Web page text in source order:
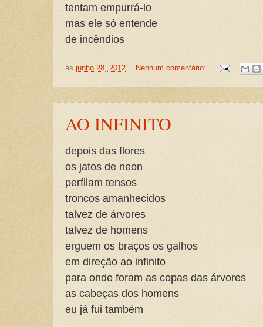
tentam empurrá-lo
mas ele só entende
de incêndios
às junho 28, 2012 Nenhum comentário:
AO INFINITO
depois das flores
os jatos de neon
perfilam tensos
troncos amanhecidos
talvez de árvores
talvez de homens
erguem os braços os galhos
em direção ao infinito
para onde foram as copas das árvores
as cabeças dos homens
eu já fui também